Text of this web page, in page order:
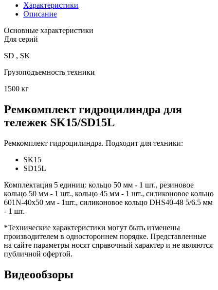
Характеристики
Описание
Основные характеристики
Для серий
SD , SK
Грузоподъемность техники
1500 кг
Ремкомплект гидроцилиндра для
тележек SK15/SD15L
Ремкомплект гидроцилиндра. Подходит для техники:
SK15
SD15L
Комплектация 5 единиц: кольцо 50 мм - 1 шт., резиновое
кольцо 50 мм - 1 шт., кольцо 45 мм - 1 шт., силиконовое кольцо
601N-40х50 мм - 1шт., силиконовое кольцо DHS40-48 5/6.5 мм
- 1 шт.
*Технические характеристики могут быть изменены
производителем в одностороннем порядке. Представленные
на сайте параметры носят справочный характер и не являются
публичной офертой.
Видеообзоры